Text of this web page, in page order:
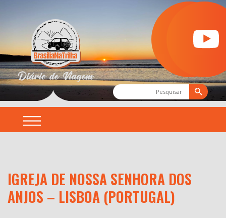
IGREJA DE NOSSA SENHORA DOS
ANJOS – LISBOA (PORTUGAL)